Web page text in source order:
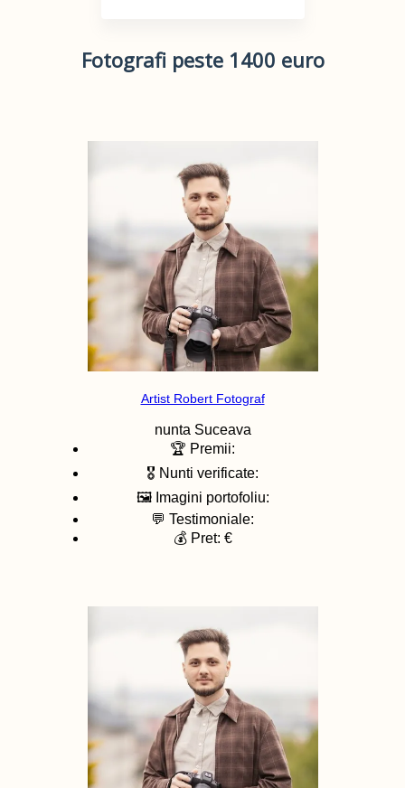
Fotografi peste 1400 euro
Artist Robert Fotograf
nunta Suceava
🏆 Premii:
🎖️ Nunti verificate:
🖼️ Imagini portofoliu:
💬 Testimoniale:
💰 Pret: €